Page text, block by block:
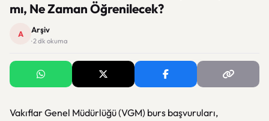
mı, Ne Zaman Öğrenilecek?
A Arşiv
· 2 dk okuma
Vakıflar Genel Müdürlüğü (VGM) burs başvuruları,